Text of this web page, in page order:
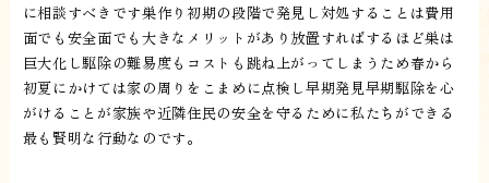
に相談すべきです巣作り初期の段階で発見し対処することは費用
面でも安全面でも大きなメリットがあり放置すればするほど巣は
巨大化し駆除の難易度もコストも跳ね上がってしまうため春から
初夏にかけては家の周りをこまめに点検し早期発見早期駆除を心
がけることが家族や近隣住民の安全を守るために私たちができる
最も賢明な行動なのです。